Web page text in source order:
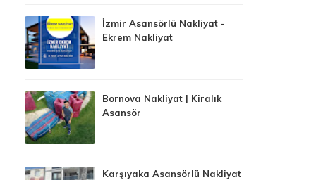
İzmir Asansörlü Nakliyat -
Ekrem Nakliyat
Bornova Nakliyat | Kiralık
Asansör
Karşıyaka Asansörlü Nakliyat